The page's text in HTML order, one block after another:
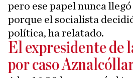
pero ese papel nunca
porque el socialista
política, ha relatado.
El expresidente de
por caso